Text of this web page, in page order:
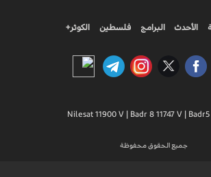
الأحدث البرامج فلسطين الكوثر+
Nilesat 11900 V | Badr 8 11747 V | Badr5
جميع الحقوق محفوظة